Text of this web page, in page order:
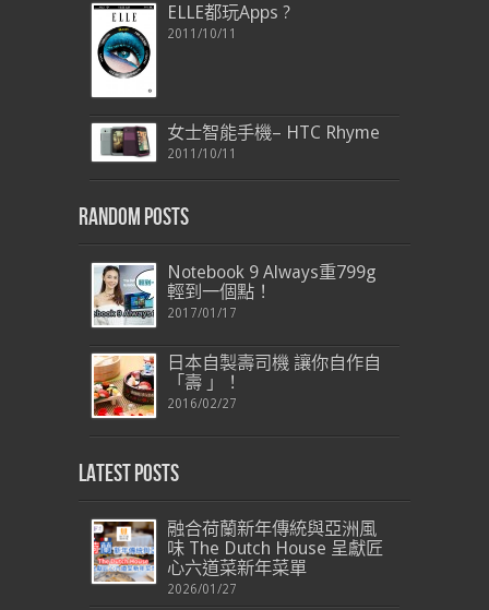
ELLE都玩Apps ?
2011/10/11
女士智能手機– HTC Rhyme
2011/10/11
Random Posts
Notebook 9 Always重799g
輕到一個點！
2017/01/17
日本自製壽司機 讓你自作自
「壽 」！
2016/02/27
Latest Posts
融合荷蘭新年傳統與亞洲風
味 The Dutch House 呈獻匠
心六道菜新年菜單
2026/01/27